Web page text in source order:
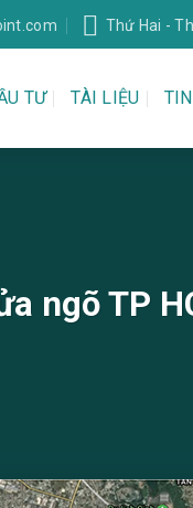
Thứ Hai -
TƯ TÀI LIỆU
ngõ TP